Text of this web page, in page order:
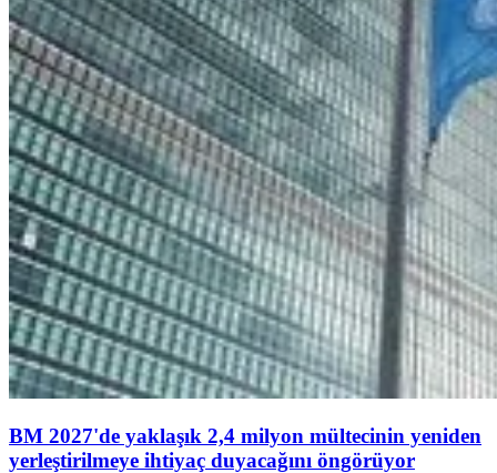
BM 2027'de yaklaşık 2,4 milyon mültecinin yeniden
yerleştirilmeye ihtiyaç duyacağını öngörüyor